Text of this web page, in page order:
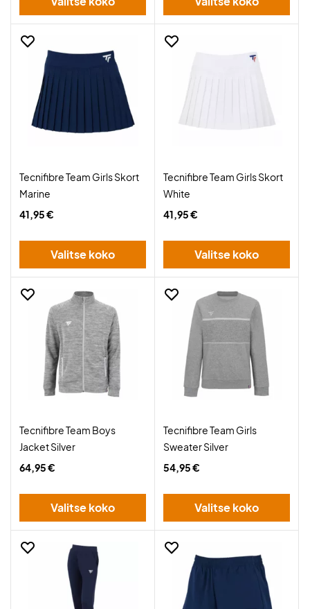
Tecnifibre Team Girls Skort
Marine
41,95 €
Valitse koko
Tecnifibre Team Girls Skort
White
41,95 €
Valitse koko
Tecnifibre Team Boys
Jacket Silver
64,95 €
Valitse koko
Tecnifibre Team Girls
Sweater Silver
54,95 €
Valitse koko